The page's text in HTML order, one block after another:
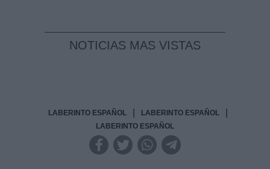
NOTICIAS MAS VISTAS
LABERINTO ESPAÑOL LABERINTO ESPAÑOL
LABERINTO ESPAÑOL